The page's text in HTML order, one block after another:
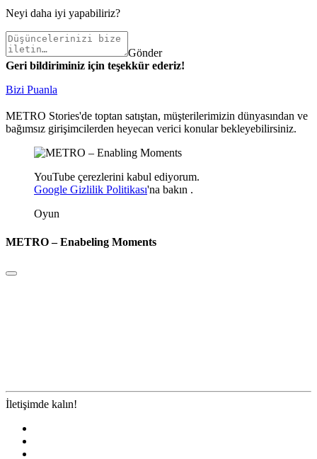
Neyi daha iyi yapabiliriz?
Gönder
Geri bildiriminiz için teşekkür ederiz!
Bizi Puanla
METRO Stories'de toptan satıştan, müşterilerimizin dünyasından ve
bağımsız girişimcilerden heyecan verici konular bekleyebilirsiniz.
YouTube çerezlerini kabul ediyorum.
Google Gizlilik Politikası'na bakın .
Oyun
METRO – Enabeling Moments
İletişimde kalın!